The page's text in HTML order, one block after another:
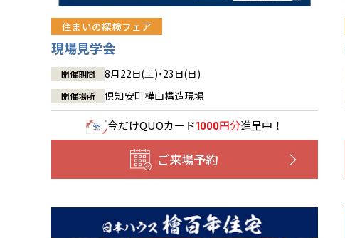
住まいの探検フェア
現場見学会
開催期間 8月22日(土)・23日(日)
開催場所 倶知安町樺山構造現場
今だけQUOカード1000円分進呈中！
ご来場予約